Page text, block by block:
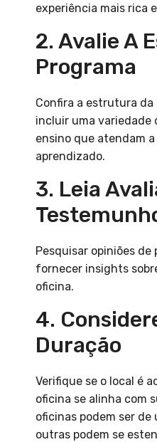
experiência mais rica
2. Avalie A
Programa
Confira a estrutura da
incluir uma variedade
ensino que atendam
aprendizado.
3. Leia
Pesquisar opiniões
fornecer insights
oficina.
4.
Duração
Verifique se o local é
oficina se alinha com
oficinas podem ser
outras podem se